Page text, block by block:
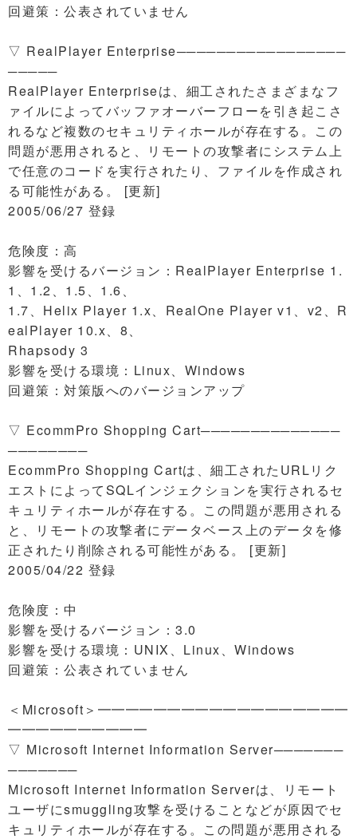
回避策：公表されていません
▽ RealPlayer Enterprise─────────────────
─────
RealPlayer Enterpriseは、細工されたさまざまなフ
ァイルによってバッファオーバーフローを引き起こさ
れるなど複数のセキュリティホールが存在する。この
問題が悪用されると、リモートの攻撃者にシステム上
で任意のコードを実行されたり、ファイルを作成され
る可能性がある。 [更新]
2005/06/27 登録
危険度：高
影響を受けるバージョン：RealPlayer Enterprise 1.
1、1.2、1.5、1.6、
1.7、Helix Player 1.x、RealOne Player v1、v2、R
ealPlayer 10.x、8、
Rhapsody 3
影響を受ける環境：Linux、Windows
回避策：対策版へのバージョンアップ
▽ EcommPro Shopping Cart──────────────
────────
EcommPro Shopping Cartは、細工されたURLリク
エストによってSQLインジェクションを実行されるセ
キュリティホールが存在する。この問題が悪用される
と、リモートの攻撃者にデータベース上のデータを修
正されたり削除される可能性がある。 [更新]
2005/04/22 登録
危険度：中
影響を受けるバージョン：3.0
影響を受ける環境：UNIX、Linux、Windows
回避策：公表されていません
＜Microsoft＞━━━━━━━━━━━━━━━━━━
━━━━━━━━━━
▽ Microsoft Internet Information Server───────
───────
Microsoft Internet Information Serverは、リモート
ユーザにsmuggling攻撃を受けることなどが原因でセ
キュリティホールが存在する。この問題が悪用される